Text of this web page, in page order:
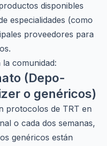
disponibles
especialidades (como
proveedores para
comunidad:
(Depo-
o genéricos)
protocolos de TRT en
o cada dos semanas,
genéricos están